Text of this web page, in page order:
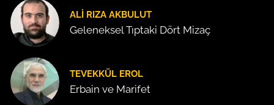
ALI RIZA AKBULUT
Geleneksel Tıptaki Dört Mizaç
TEVEKKÜL EROL
Erbain ve Marifet